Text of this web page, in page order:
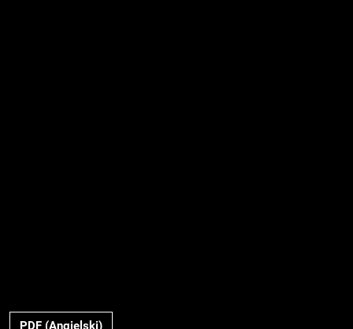
PDF (Angielski)